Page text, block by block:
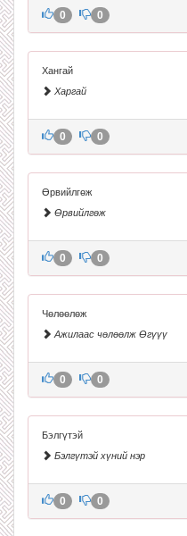
0 0
Хангай
Харгай
0 0
Өрвийлгөж
Өрвийлгөж
0 0
Чөлөөлөж
Ажилаас чөлөөлж Өгүүү
0 0
Бэлгүтэй
Бэлгүтэй хүний нэр
0 0